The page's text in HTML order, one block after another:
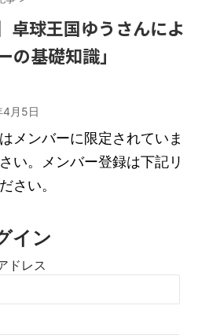
卓球王国ゆうさんによ
の基礎知識」
月5日
メンバーに限定されていま
い。メンバー登録は下記リ
さい。
イン
ドレス